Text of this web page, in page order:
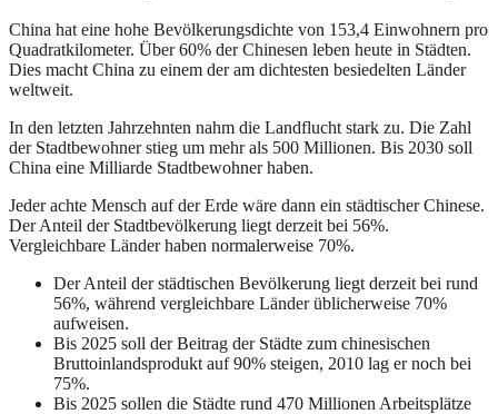
China hat eine hohe Bevölkerungsdichte von 153,4 Einwohnern pro
Quadratkilometer. Über 60% der Chinesen leben heute in Städten.
Dies macht China zu einem der am dichtesten besiedelten Länder
weltweit.
In den letzten Jahrzehnten nahm die Landflucht stark zu. Die Zahl
der Stadtbewohner stieg um mehr als 500 Millionen. Bis 2030 soll
China eine Milliarde Stadtbewohner haben.
Jeder achte Mensch auf der Erde wäre dann ein städtischer Chinese.
Der Anteil der Stadtbevölkerung liegt derzeit bei 56%.
Vergleichbare Länder haben normalerweise 70%.
Der Anteil der städtischen Bevölkerung liegt derzeit bei rund
56%, während vergleichbare Länder üblicherweise 70%
aufweisen.
Bis 2025 soll der Beitrag der Städte zum chinesischen
Bruttoinlandsprodukt auf 90% steigen, 2010 lag er noch bei
75%.
Bis 2025 sollen die Städte rund 470 Millionen Arbeitsplätze